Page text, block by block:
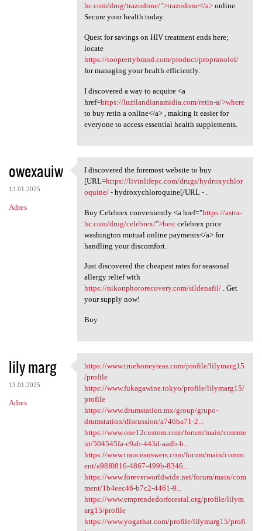
hc.com/drug/trazodone/">trazodone</a>online.
Secure your health today.
Quest for savings on HIV treatment ends here;
locate
https://tooprettybrand.com/product/propranolol/
for managing your health efficiently.
I discovered a way to acquire <a
href=https://luzilandianamidia.com/retin-a/>where
to buy retin a online</a> , making it easier for
everyone to access essential health supplements.
owexauiw
13.01.2025
Adres
I discovered the foremost
I discovered the foremost website to buy
[URL=https://livinlifepc.com/drugs/hydroxychlor
oquine/- hydroxychloroquine[/URL - .
Buy Celebrex conveniently <a href="https://astra-
hc.com/drug/celebrex/">bestcelebrex price
washington mutual online payments</a> for
handling your discomfort.
Just discovered the cheapest rates for seasonal
allergy relief with
https://nikonphotorecovery.com/sildenafil/. Get
your supply now!
Buy
lily marg
13.01.2025
Adres
https://www.truehoneyteas.com
https://www.truehoneyteas.com/profile/lilymarg15
/profile
https://www.fukagawine.tokyo/profile/lilymarg15/
profile
https://www.drumstation.mx/group/grupo-
drumstation/discussion/a746ba71-2...
https://www.one12custom.com/forum/main/comme
nt/504545fa-c9ab-443d-aadb-b...
https://www.tranceanswers.com/forum/main/comm
ent/a98f0816-4867-499b-8346...
https://www.foreverworldwide.net/forum/main/com
ment/1b4eec46-b7c2-4461-9...
https://www.emprendedorforestal.org/profile/lilym
arg15/profile
https://www.yogathat.com/profile/lilymarg15/profi